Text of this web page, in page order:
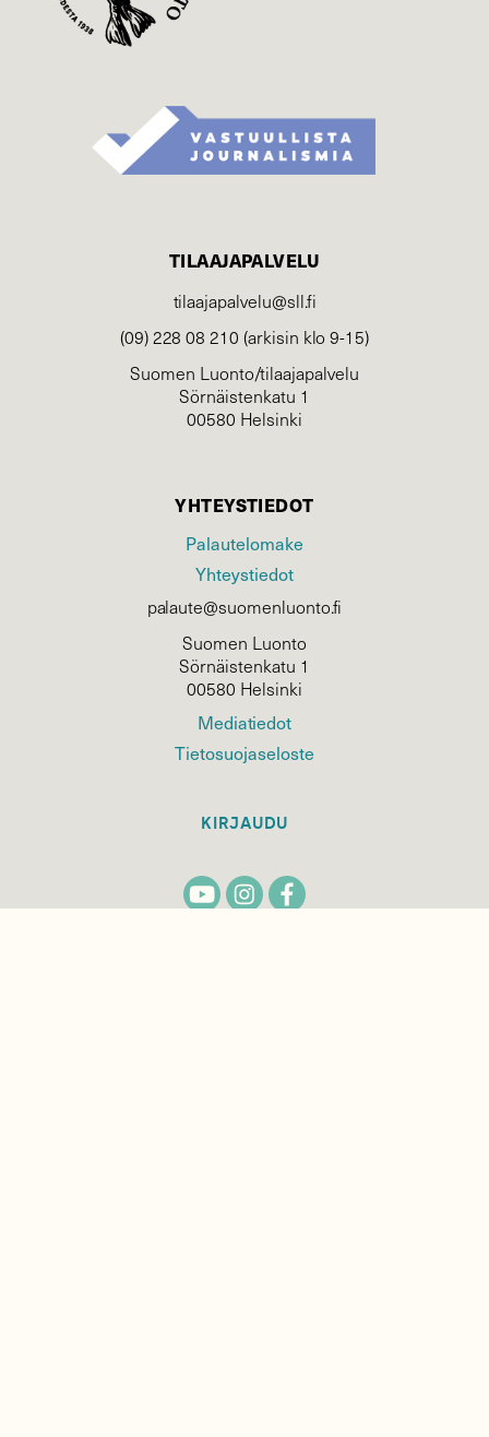
TILAAJAPALVELU
tilaajapalvelu@sll.fi
(09) 228 08 210 (arkisin klo 9-15)
Suomen Luonto/tilaajapalvelu
Sörnäistenkatu 1
00580 Helsinki
YHTEYSTIEDOT
Palautelomake
Yhteystiedot
palaute@suomenluonto.fi
Suomen Luonto
Sörnäistenkatu 1
00580 Helsinki
Mediatiedot
Tietosuojaseloste
KIRJAUDU